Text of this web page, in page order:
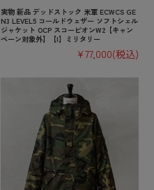
実物 新品 デッドストック 米軍 ECWCS GE
N3 LEVEL5 コールドウェザー ソフトシェル
ジャケット OCP スコーピオンW2【キャン
ペーン対象外】【I】ミリタリー
¥77,000(税込)